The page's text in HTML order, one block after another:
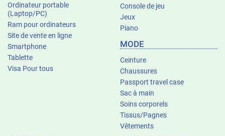
Ordinateur portable
(Laptop/PC)
Ram pour ordinateurs
Site de vente en ligne
Smartphone
Tablette
Visa Pour tous
Console de jeu
Jeux
Piano
MODE
Ceinture
Chaussures
Passport travel case
Sac à main
Soins corporels
Tissus/Pagnes
Vêtements